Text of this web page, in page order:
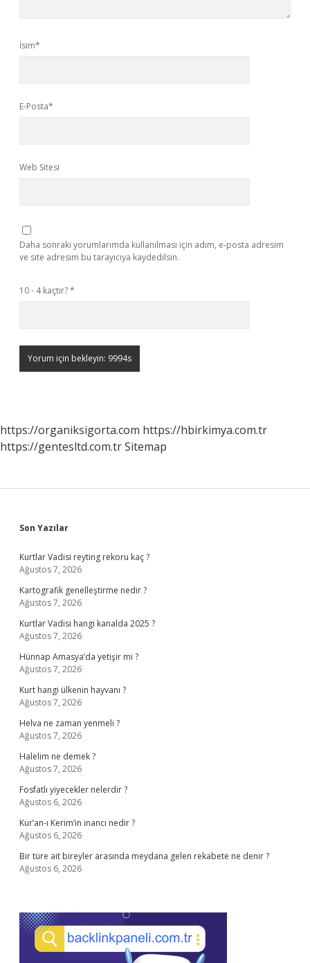
İsim*
E-Posta*
Web Sitesi
Daha sonraki yorumlarımda kullanılması için adım, e-posta adresim
ve site adresim bu tarayıcıya kaydedilsin.
10 - 4 kaçtır?*
https://organiksigorta.com https://hbirkimya.com.tr
https://gentesltd.com.trSitemap
Sidebar
Son Yazılar
Kurtlar Vadisi reyting rekoru kaç ?
Ağustos 7, 2026
Kartografik genelleştirme nedir ?
Ağustos 7, 2026
Kurtlar Vadisi hangi kanalda 2025 ?
Ağustos 7, 2026
Hünnap Amasya’da yetişir mi ?
Ağustos 7, 2026
Kurt hangi ülkenin hayvanı ?
Ağustos 7, 2026
Helva ne zaman yenmeli ?
Ağustos 7, 2026
Halelim ne demek ?
Ağustos 7, 2026
Fosfatlı yiyecekler nelerdir ?
Ağustos 6, 2026
Kur’an-ı Kerim’in inancı nedir ?
Ağustos 6, 2026
Bir türe ait bireyler arasında meydana gelen rekabete ne denir ?
Ağustos 6, 2026